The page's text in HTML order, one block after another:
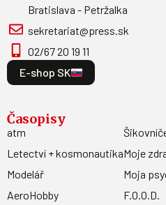
Bratislava - Petržalka
sekretariat@press.sk
02/67 20 19 11
E-shop SK
Časopisy
atm
Letectví + kosmonautika
Modelář
AeroHobby
Moje
Moja
F.O.O.D.